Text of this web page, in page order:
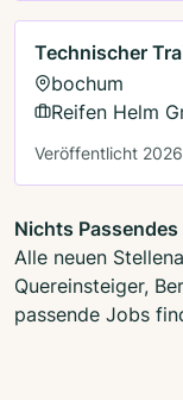
Technischer
bochum
Reifen Helm
Veröffentlicht
Nichts Passendes
Alle neuen
Quereinsteiger,
passende Jobs